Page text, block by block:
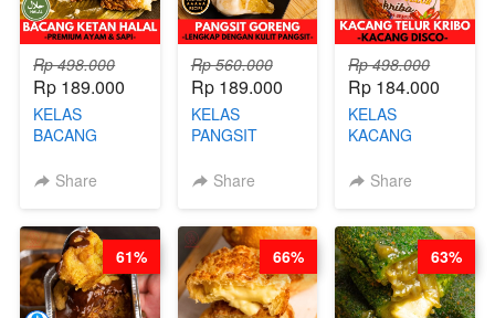
Rp 498.000
Rp 189.000
KELAS
BACANG
PREMIUM
Share
Rp 560.000
Rp 189.000
KELAS
PANGSIT
LENGKAP
PANGSIT -BY
CHEF DITA
Share
Rp 498.000
Rp 184.000
KELAS
KACANG
KACANG
Share
61% 66% 63%